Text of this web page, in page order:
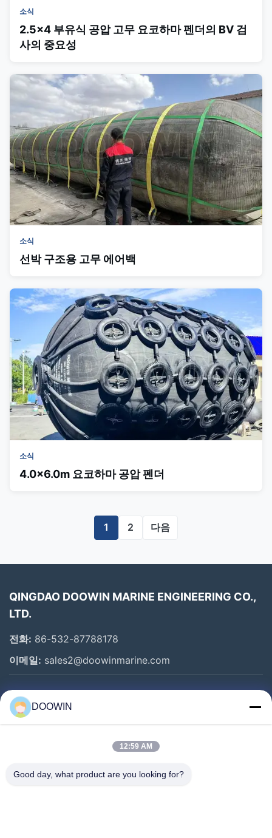
소식
2.5x4 부유식 공압 고무 요코하마 펜더의 BV 검
사의 중요성
소식
선박 구조용 고무 에어백
소식
4.0x6.0m 요코하마 공압 펜더
1 2 다음
QINGDAO DOOWIN MARINE ENGINEERING CO.,
LTD.
전화: 86-532-87788178
이메일: sales2@doowinmarine.com
빠른 링크
홈
회사 소개
DOOWIN
12:59 AM
Good day, what product are you looking for?